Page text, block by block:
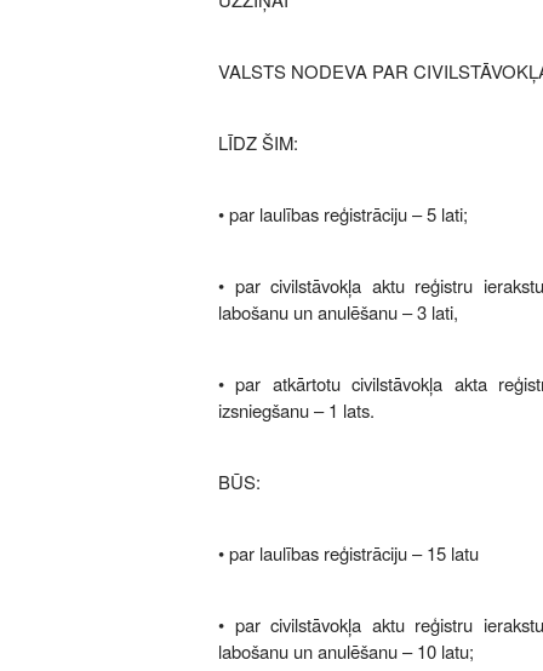
VALSTS NODEVA PAR
LĪDZ ŠIM:
• par laulības reģistrāciju – 5 lati;
• par civilstāvokļa aktu reģistru
labošanu un anulēšanu – 3 lati,
• par atkārtotu civilstāvokļa akta
izsniegšanu – 1 lats.
BŪS:
• par laulības reģistrāciju – 15 latu
• par civilstāvokļa aktu reģistru
labošanu un anulēšanu – 10 latu;